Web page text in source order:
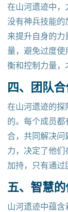
在山河遗迹中，
没有神兵技能的
来提升自身的
量，避免过度
衡和控制力量，
四、团队
在山河遗迹的探
的。每个成员
合，共同解决
力，决定了他
加持，只有通过
五、智慧
山河遗迹中蕴